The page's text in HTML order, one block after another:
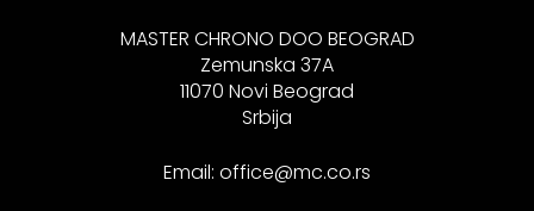
MASTER CHRONO DOO BEOGRAD
Zemunska 37A
11070 Novi Beograd
Srbija
Email: office@mc.co.rs